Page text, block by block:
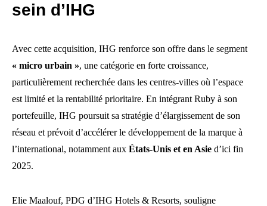
sein d’IHG
Avec cette acquisition, IHG renforce son offre dans le segment
« micro urbain », une catégorie en forte croissance,
particulièrement recherchée dans les centres-villes où l’espace
est limité et la rentabilité prioritaire. En intégrant Ruby à son
portefeuille, IHG poursuit sa stratégie d’élargissement de son
réseau et prévoit d’accélérer le développement de la marque à
l’international, notamment aux États-Unis et en Asie d’ici fin
2025.
Elie Maalouf, PDG d’IHG Hotels & Resorts, souligne